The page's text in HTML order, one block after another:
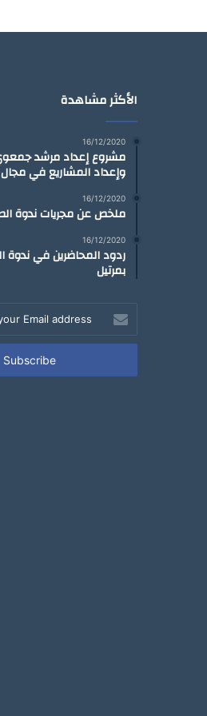
الأكثر مشاهدة
16/12/2020
مشروع إعداد مرشد
وإعداد المشاريع في مجال
16/12/2020
ملخص عن مجريات ندوة
16/12/2020
ردود المحاضرين في ندوة
بمرتيل
your
Email